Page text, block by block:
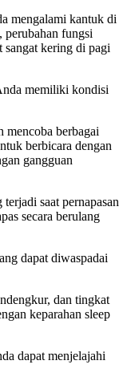
mengalami kantuk di
perubahan fungsi
sangat kering di pagi
memiliki kondisi
mencoba berbagai
berbicara dengan
gangguan
saat pernapasan
secara berulang
dapat diwaspadai
dan tingkat
keparahan sleep
dapat menjelajahi